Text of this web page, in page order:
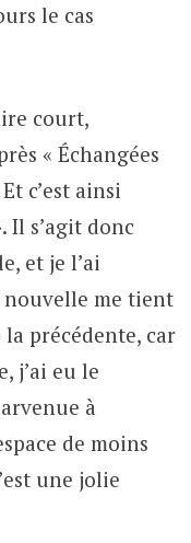
le cas
court,
« Échangées
c’est ainsi
Il s’agit donc
et je l’ai
nouvelle me tient
précédente, car
j’ai eu le
à
de moins
une jolie